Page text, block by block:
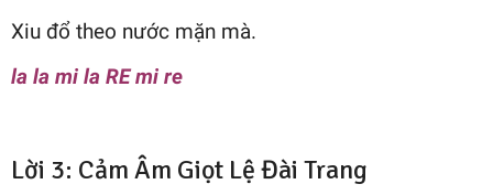
Xiu đổ theo nước mặn mà.
la la mi la RE mi re
Lời 3: Cảm Âm Giọt Lệ Đài Trang